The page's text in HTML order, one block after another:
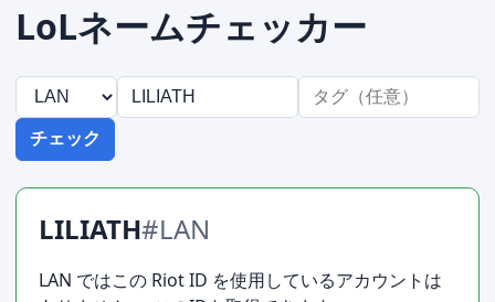
LoLネームチェッカー
チェック
LILIATH#LAN
LAN ではこの Riot ID を使用しているアカウントは